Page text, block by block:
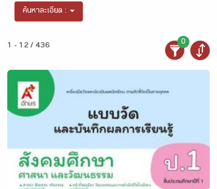
ค้นหาละเอียด :
1 - 12 / 436
0